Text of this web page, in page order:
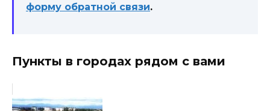
форму обратной связи.
Пункты в городах рядом с вами